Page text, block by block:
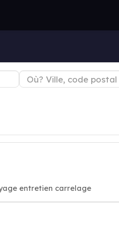
entretien carrelage